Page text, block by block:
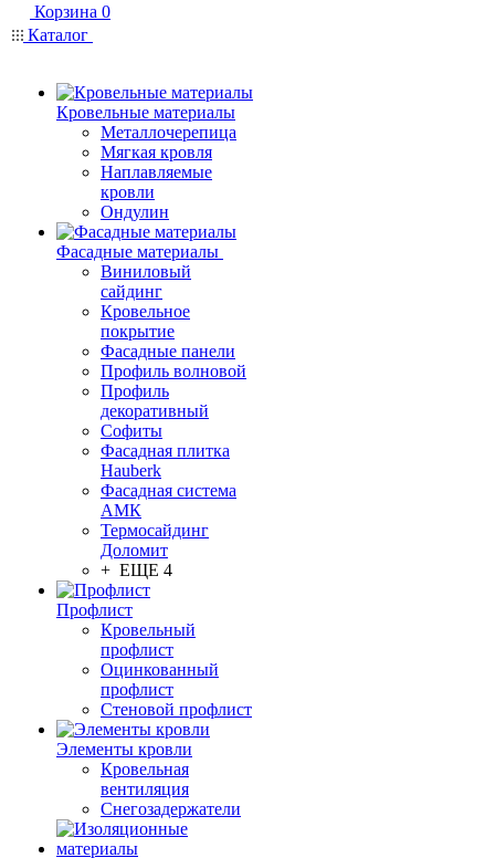
Корзина 0
Каталог
Кровельные материалы
Металлочерепица
Мягкая кровля
Наплавляемые
кровли
Ондулин
Фасадные материалы
Виниловый
сайдинг
Кровельное
покрытие
Фасадные панели
Профиль волновой
Профиль
декоративный
Софиты
Фасадная плитка
Hauberk
Фасадная система
АМК
Термосайдинг
Доломит
+ ЕЩЕ 4
Профлист
Кровельный
профлист
Оцинкованный
профлист
Стеновой профлист
Элементы кровли
Кровельная
вентиляция
Снегозадержатели